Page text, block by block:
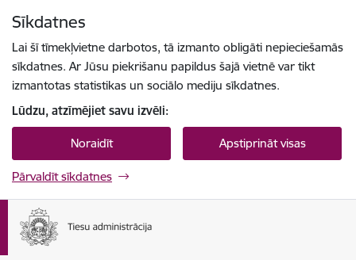
Sīkdatnes
Lai šī tīmekļvietne darbotos, tā izmanto obligāti nepieciešamās
sīkdatnes. Ar Jūsu piekrišanu papildus šajā vietnē var tikt
izmantotas statistikas un sociālo mediju sīkdatnes.
Lūdzu, atzīmējiet savu izvēli:
Noraidīt Apstiprināt visas
Pārvaldīt sīkdatnes